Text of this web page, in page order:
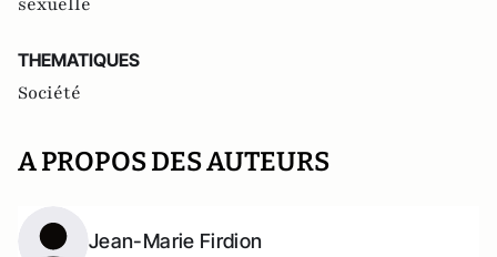
THEMATIQUES
Société
A PROPOS DES AUTEURS
Jean-Marie Firdion